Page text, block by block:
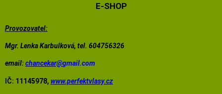
E-SHOP
Provozovatel:
Mgr. Lenka Karbulková, tel. 604756326
email:chancekar@gmail.com
IČ: 11145978, www.perfektvlasy.cz